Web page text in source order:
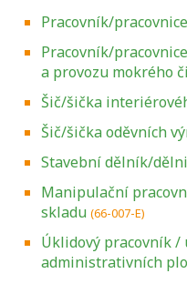
Pracovník/
Pracovník/
a provozu mokrého
Šič/šička
Šič/šička oděvních
Stavební dělník/
Manipulační
skladu (66-007-E)
Úklidový pracovník /
administrativních
Projděte si